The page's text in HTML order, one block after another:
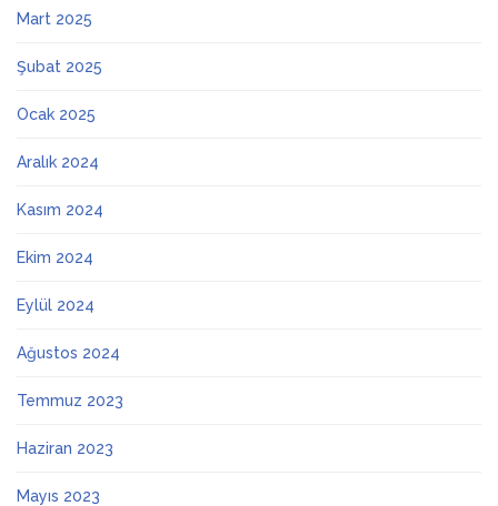
Mart 2025
Şubat 2025
Ocak 2025
Aralık 2024
Kasım 2024
Ekim 2024
Eylül 2024
Ağustos 2024
Temmuz 2023
Haziran 2023
Mayıs 2023